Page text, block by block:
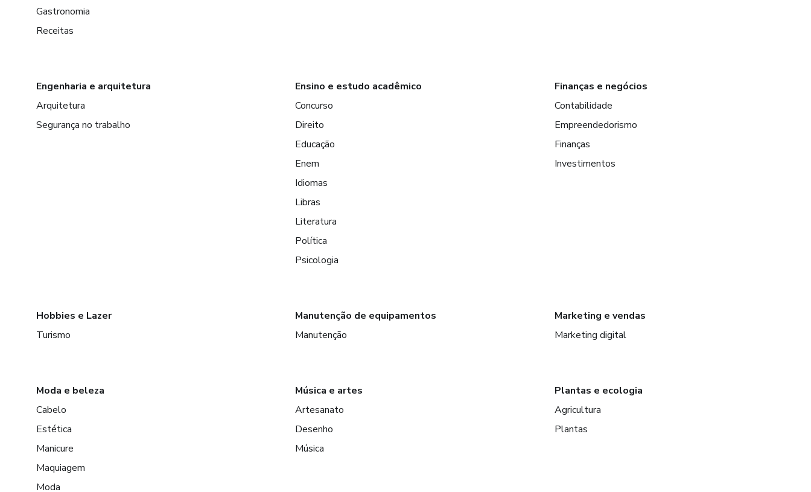
Gastronomia
Receitas
Engenharia e arquitetura
Arquitetura
Segurança no trabalho
Ensino e estudo acadêmico
Concurso
Direito
Educação
Enem
Idiomas
Libras
Literatura
Política
Psicologia
Finanças e negócios
Contabilidade
Empreendedorismo
Finanças
Investimentos
Hobbies e Lazer
Turismo
Manutenção de equipamentos
Manutenção
Marketing e vendas
Marketing digital
Moda e beleza
Cabelo
Estética
Manicure
Maquiagem
Moda
Música e artes
Artesanato
Desenho
Música
Plantas e ecologia
Agricultura
Plantas